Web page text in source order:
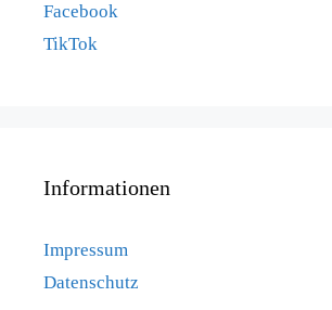
Facebook
TikTok
Informationen
Impressum
Datenschutz